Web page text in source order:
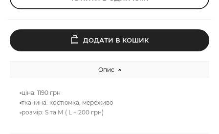
ДОДАТИ В КОШИК
Опис
▫️ціна: 1190 грн
▫️тканина: костюмка, мереживо
▫️розмір: S та М ( L + 200 грн)